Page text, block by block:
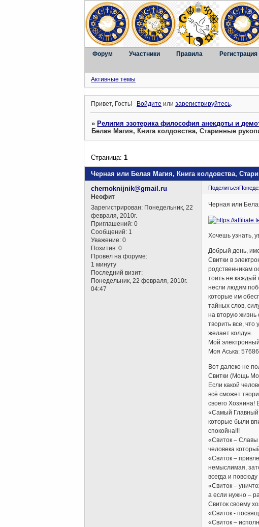
Форум Участники Правила Регистрация
Активные темы
Привет, Гость! Войдите илизарегистрируйтесь.
»Религия эзотерика философия анекдоты и
Белая Магия, Книга колдовства, Старинные
Черная или Белая Магия, Книга колдовства,
Страница:1
Поделиться
chernoknijnik@gmail.ru
Неофит
Зарегистрирован: Понедельник, 22
февраля, 2010г.
Приглашений: 0
Сообщений: 1
Уважение: 0
Позитив: 0
Провел на форуме:
1 минуту
Последний визит:
Понедельник, 22 февраля, 2010г.
04:47
Черная или
Хочешь узнать,
Добрый день,
Свитки в
родственникам
тоить не каждый
несли людям
которые им
тайных слов,
на вторую жизнь
творить все,
желает колдун.
Мой
Моя Аська:
Вот далеко не
Свитки (Мощь
Если какой
всё сможет
своего Хозяина!
«Самый Главный
которые были
спокойна!!!
«Свиток – Славы
человека
«Свиток –
немыслимая,
всегда и
«Свиток –
а если нужно –
Свиток своему
«Свиток -
«Свиток –